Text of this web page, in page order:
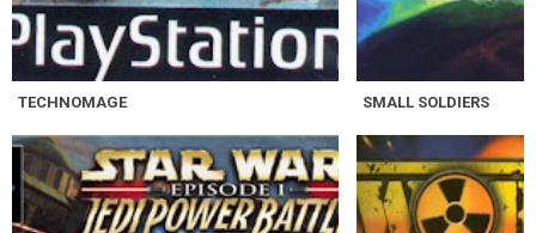
TECHNOMAGE SMALL SOLDIERS